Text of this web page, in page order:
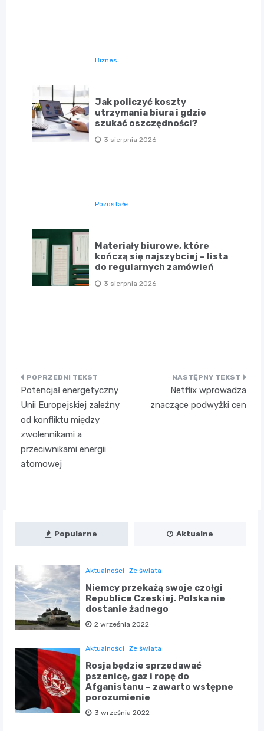
Biznes
Jak policzyć koszty
utrzymania biura i gdzie
szukać oszczędności?
3 sierpnia 2026
Pozostałe
Materiały biurowe, które
kończą się najszybciej – lista
do regularnych zamówień
3 sierpnia 2026
Nawigacja
wpisu
Potencjał energetyczny
Unii Europejskiej zależny
od konfliktu między
zwolennikami a
przeciwnikami energii
atomowej
Netflix wprowadza
znaczące podwyżki cen
Popularne Aktualne
Aktualności Ze świata
Niemcy przekażą swoje czołgi
Republice Czeskiej. Polska nie
dostanie żadnego
2 września 2022
Aktualności Ze świata
Rosja będzie sprzedawać
pszenicę, gaz i ropę do
Afganistanu – zawarto wstępne
porozumienie
3 września 2022